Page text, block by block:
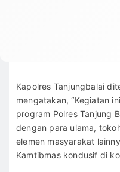
Kapolres Tanjungbalai
mengatakan, “Kegiatan
program Polres Tanjung
dengan para ulama,
elemen masyarakat
Kamtibmas kondusif di